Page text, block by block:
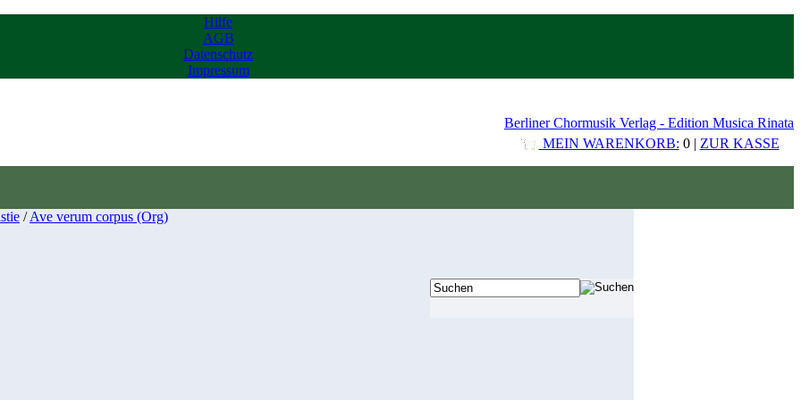
Hilfe
AGB
Datenschutz
Impressum
Berliner Chormusik Verlag - Edition Musica Rinata
MEIN WARENKORB: 0 | ZUR KASSE
/Ave verum corpus (Org)